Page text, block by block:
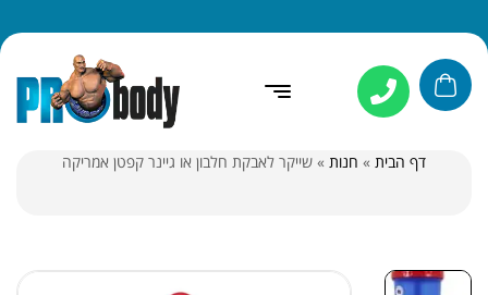
דף הבית » חנות » שייקר לאבקת חלבון או גיינר קפטן אמריקה